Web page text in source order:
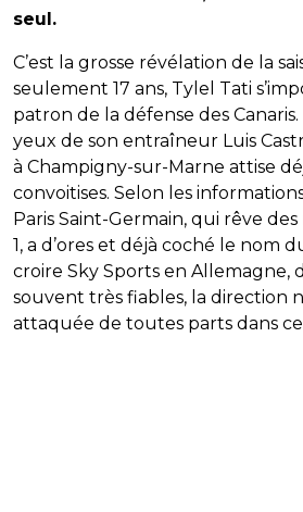
seul.
C’est la grosse révélation de la
seulement 17 ans, Tylel Tati
patron de la défense des
yeux de son entraîneur Luis
à Champigny-sur-Marne attise
convoitises. Selon les
Paris Saint-Germain, qui rêve
1, a d’ores et déjà coché le nom
croire Sky Sports en Allemagne,
souvent très fiables, la direction
attaquée de toutes parts dans ce